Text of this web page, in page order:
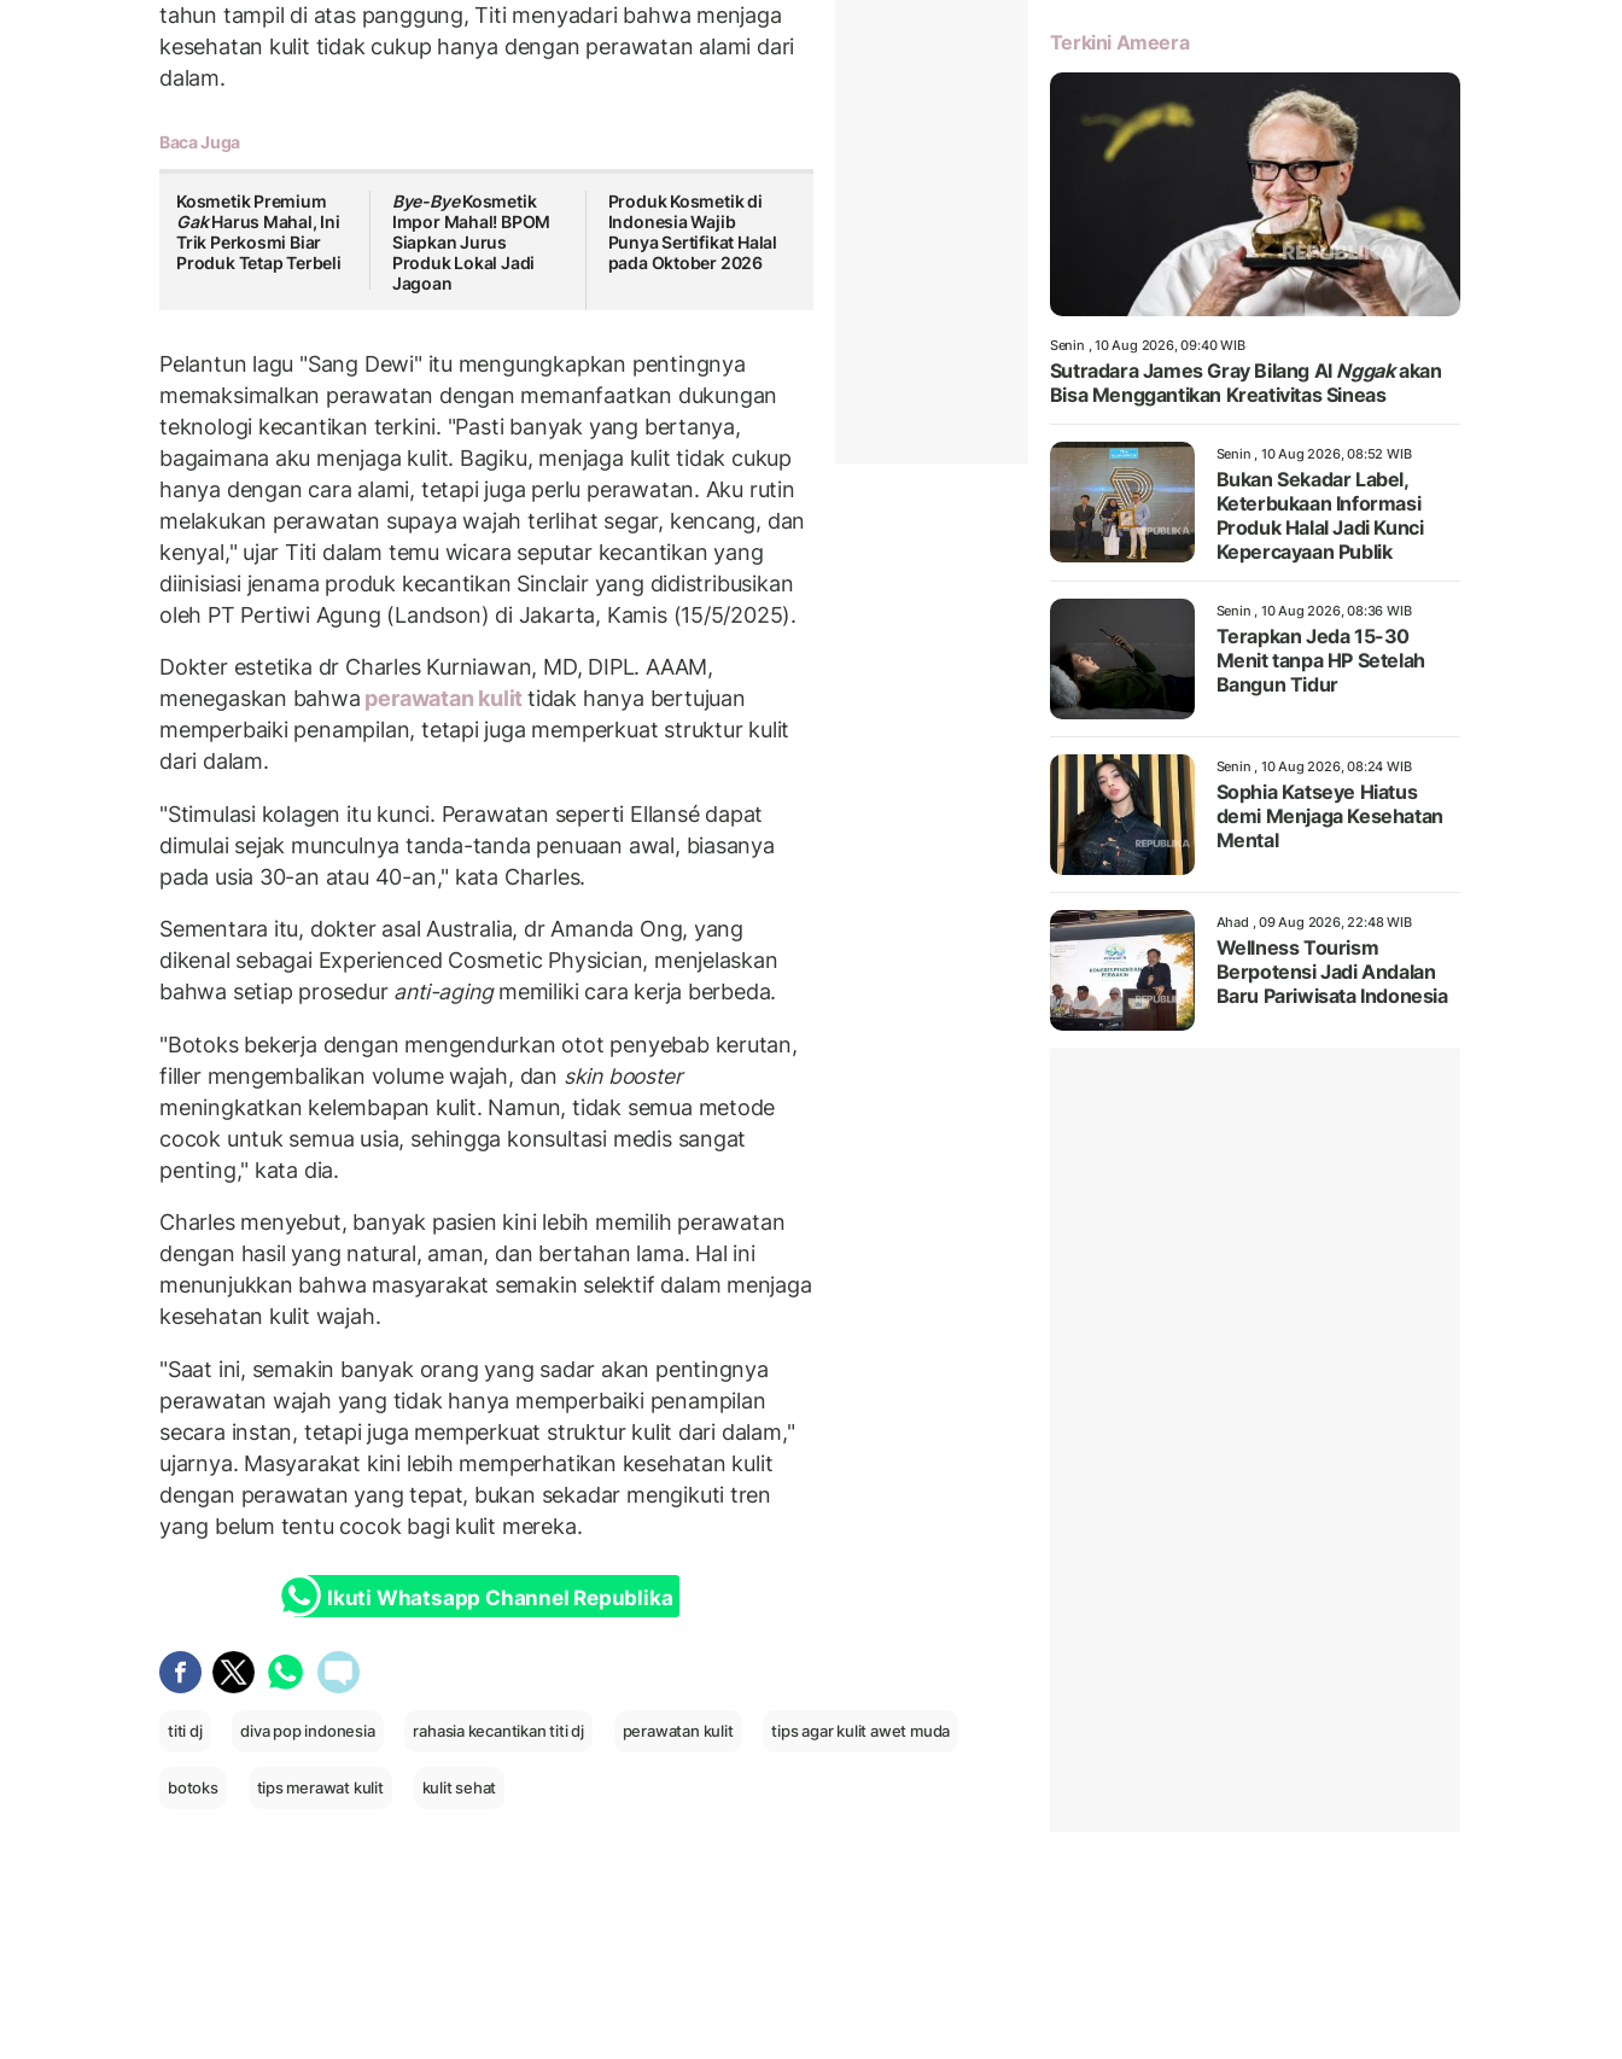
tahun tampil di atas panggung, Titi menyadari bahwa menjaga
kesehatan kulit tidak cukup hanya dengan perawatan alami dari
dalam.
Baca Juga
Kosmetik Premium
GakHarus Mahal, Ini
Trik Perkosmi Biar
Produk Tetap Terbeli
Bye-ByeKosmetik
Impor Mahal! BPOM
Siapkan Jurus
Produk Lokal Jadi
Jagoan
Produk Kosmetik di
Indonesia Wajib
Punya Sertifikat Halal
pada Oktober 2026
Pelantun lagu "Sang Dewi" itu mengungkapkan pentingnya
memaksimalkan perawatan dengan memanfaatkan dukungan
teknologi kecantikan terkini. "Pasti banyak yang bertanya,
bagaimana aku menjaga kulit. Bagiku, menjaga kulit tidak cukup
hanya dengan cara alami, tetapi juga perlu perawatan. Aku rutin
melakukan perawatan supaya wajah terlihat segar, kencang, dan
kenyal," ujar Titi dalam temu wicara seputar kecantikan yang
diinisiasi jenama produk kecantikan Sinclair yang didistribusikan
oleh PT Pertiwi Agung (Landson) di Jakarta, Kamis (15/5/2025).
Dokter estetika dr Charles Kurniawan, MD, DIPL. AAAM,
menegaskan bahwa perawatan kulittidak hanya bertujuan
memperbaiki penampilan, tetapi juga memperkuat struktur kulit
dari dalam.
"Stimulasi kolagen itu kunci. Perawatan seperti Ellansé dapat
dimulai sejak munculnya tanda-tanda penuaan awal, biasanya
pada usia 30-an atau 40-an," kata Charles.
Sementara itu, dokter asal Australia, dr Amanda Ong, yang
dikenal sebagai Experienced Cosmetic Physician, menjelaskan
bahwa setiap prosedur anti-agingmemiliki cara kerja berbeda.
"Botoks bekerja dengan mengendurkan otot penyebab kerutan,
filler mengembalikan volume wajah, dan skin booster
meningkatkan kelembapan kulit. Namun, tidak semua metode
cocok untuk semua usia, sehingga konsultasi medis sangat
penting," kata dia.
Charles menyebut, banyak pasien kini lebih memilih perawatan
dengan hasil yang natural, aman, dan bertahan lama. Hal ini
menunjukkan bahwa masyarakat semakin selektif dalam menjaga
kesehatan kulit wajah.
"Saat ini, semakin banyak orang yang sadar akan pentingnya
perawatan wajah yang tidak hanya memperbaiki penampilan
secara instan, tetapi juga memperkuat struktur kulit dari dalam,"
ujarnya. Masyarakat kini lebih memperhatikan kesehatan kulit
dengan perawatan yang tepat, bukan sekadar mengikuti tren
yang belum tentu cocok bagi kulit mereka.
Ikuti Whatsapp Channel Republika
titi dj diva pop indonesia rahasia kecantikan titi dj perawatan kulit tips agar kulit awet muda
botoks tips merawat kulit kulit sehat
Terkini Ameera
Senin , 10 Aug 2026, 09:40 WIB
Sutradara James Gray Bilang AlNggakakan
Bisa Menggantikan Kreativitas Sineas
Senin , 10 Aug 2026, 08:52 WIB
Bukan Sekadar Label,
Keterbukaan Informasi
Produk Halal Jadi Kunci
Kepercayaan Publik
Senin , 10 Aug 2026, 08:36 WIB
Terapkan Jeda 15-30
Menit tanpa HP Setelah
Bangun Tidur
Senin , 10 Aug 2026, 08:24 WIB
Sophia Katseye Hiatus
demi Menjaga Kesehatan
Mental
Ahad , 09 Aug 2026, 22:48 WIB
Wellness Tourism
Berpotensi Jadi Andalan
Baru Pariwisata Indonesia